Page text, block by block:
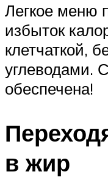
Легкое меню
избыток
клетчаткой,
углеводами.
обеспечена!
в жир